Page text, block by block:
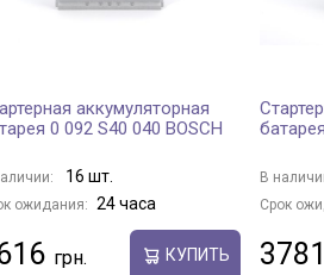
аккумуляторная
0 092 S40 040 BOSCH
16 шт.
ожидания: 24 часа
КУПИТЬ
В
Срок
3781